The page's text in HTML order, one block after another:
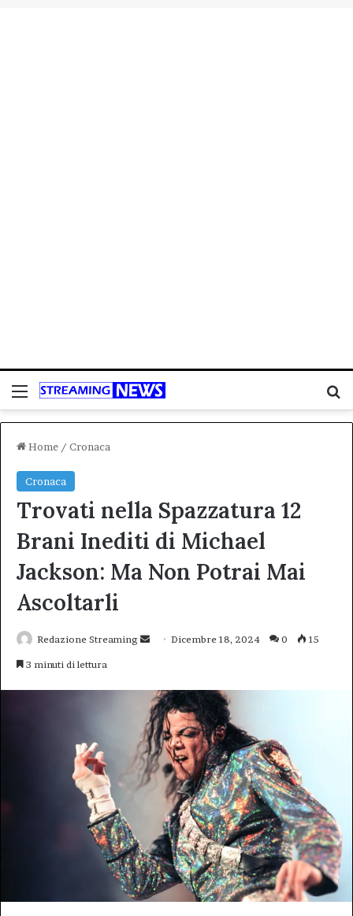
Menu
Home / Cronaca
Cronaca
Trovati nella Spazzatura 12
Brani Inediti di Michael
Jackson: Ma Non Potrai Mai
Ascoltarli
Redazione Streaming
InviaDicembre 18, 2024 0 15
3 minuti di lettura